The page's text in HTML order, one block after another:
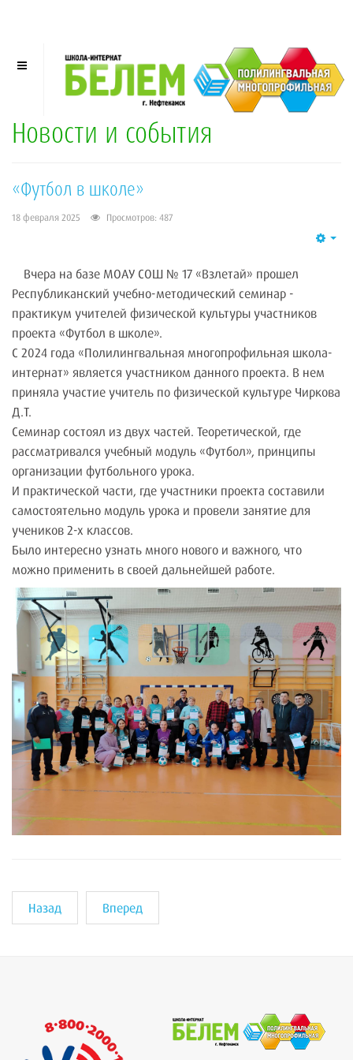
Новости и события
«Футбол в школе»
18 февраля 2025 Просмотров: 487
Вчера на базе МОАУ СОШ № 17 «Взлетай» прошел
Республиканский учебно-методический семинар -
практикум учителей физической культуры участников
проекта «Футбол в школе».
С 2024 года «Полилингвальная многопрофильная школа-
интернат» является участником данного проекта. В нем
приняла участие учитель по физической культуре Чиркова
Д.Т.
Семинар состоял из двух частей. Теоретической, где
рассматривался учебный модуль «Футбол», принципы
организации футбольного урока.
И практической части, где участники проекта составили
самостоятельно модуль урока и провели занятие для
учеников 2-х классов.
Было интересно узнать много нового и важного, что
можно применить в своей дальнейшей работе.
Назад Вперед